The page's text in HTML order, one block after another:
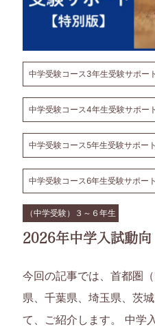
中学受験コース3年生受験サポート
中学受験コース4年生受験サポート
中学受験コース5年生受験サポート
中学受験コース6年生受験サポート
（中学受験）３～６年生
2026年中学入試動向
今回の記事では、首都圏
県、千葉県、埼玉県、茨
て、ご紹介します。 中学